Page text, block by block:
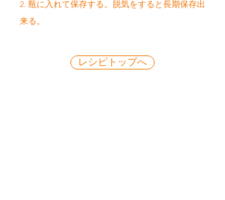
2. 瓶に入れて保存する。脱気をすると長期保存出
来る。
レシピトップへ